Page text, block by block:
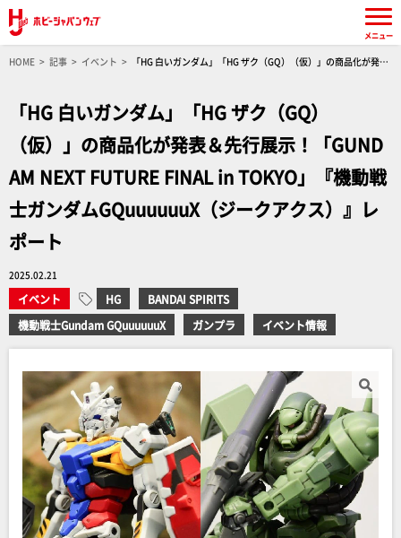
HOME 記事 イベント
「HG 白いガンダム」「HG ザク（GQ）（仮）」の商品化が発表
「HG 白いガンダム」「HG ザク（GQ）
（仮）」の商品化が発表＆先行展示！「GUND
AM NEXT FUTURE FINAL in TOKYO」『機動戦
士ガンダムGQuuuuuuX（ジークアクス）』レ
ポート
2025.02.21
イベント HG
BANDAI SPIRITS
機動戦士Gundam GQuuuuuuX
ガンプラ イベント情報
メニュー